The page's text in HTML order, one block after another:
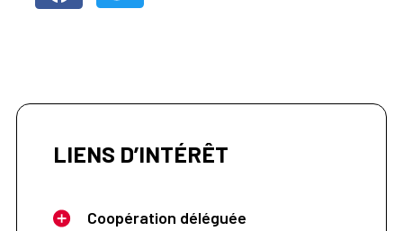
LIENS D’INTÉRÊT
Coopération déléguée